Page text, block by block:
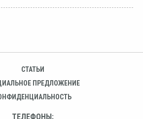
СТАТЬИ
ПРЕДЛОЖЕНИЕ
ТЕЛЕФОНЫ: